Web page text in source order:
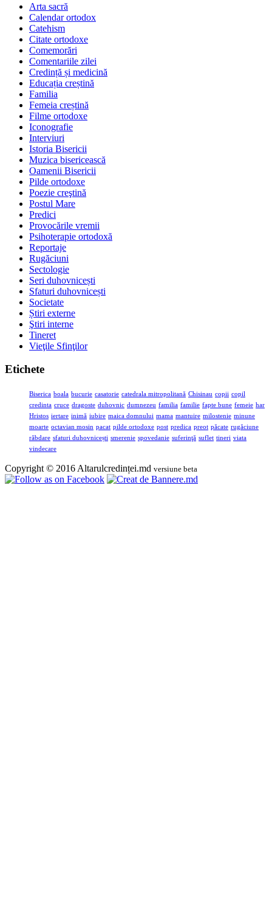
Arta sacră
Calendar ortodox
Catehism
Citate ortodoxe
Comemorări
Comentariile zilei
Credință și medicină
Educația creștină
Familia
Femeia creștină
Filme ortodoxe
Iconografie
Interviuri
Istoria Bisericii
Muzica bisericească
Oamenii Bisericii
Pilde ortodoxe
Poezie creştină
Postul Mare
Predici
Provocările vremii
Psihoterapie ortodoxă
Reportaje
Rugăciuni
Sectologie
Seri duhovnicești
Sfaturi duhovnicești
Societate
Știri externe
Ştiri interne
Tineret
Vieţile Sfinţilor
Etichete
Biserica boala bucurie casatorie catedrala mitropolitană Chisinau copii copil
credinta cruce dragoste duhovnic dumnezeu familia familie fapte bune femeie har
Hristos iertare inimă iubire maica domnului mama mantuire milostenie minune
moarte octavian mosin pacat pilde ortodoxe post predica preot păcate rugăciune
răbdare sfaturi duhovnicești smerenie spovedanie suferinţă suflet tineri viata
vindecare
Copyright © 2016 Altarulcredinței.md versiune beta